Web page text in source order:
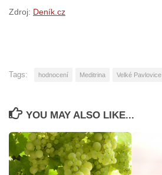
Zdroj: Deník.cz
Tags: hodnocení Meditrina Velké Pavlovice
YOU MAY ALSO LIKE...